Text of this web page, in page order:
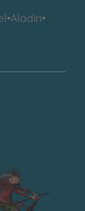
•Aladin•